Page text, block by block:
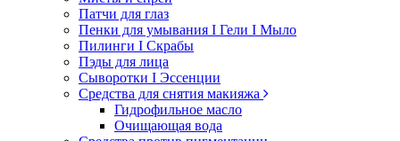
Патчи для глаз
Пенки для умывания I Гели I Мыло
Пилинги I Cкрабы
Пэды для лица
Сыворотки I Эссенции
Средства для снятия макияжа
Гидрофильное масло
Очищающая вода